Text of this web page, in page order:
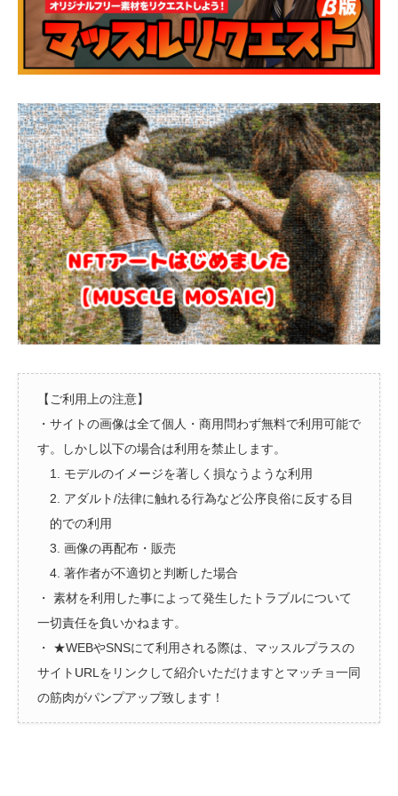
【ご利用上の注意】
・サイトの画像は全て個人・商用問わず無料で利用可能で
す。しかし以下の場合は利用を禁止します。
1. モデルのイメージを著しく損なうような利用
2. アダルト/法律に触れる行為など公序良俗に反する目
的での利用
3. 画像の再配布・販売
4. 著作者が不適切と判断した場合
・ 素材を利用した事によって発生したトラブルについて
一切責任を負いかねます。
・ ★WEBやSNSにて利用される際は、マッスルプラスの
サイトURLをリンクして紹介いただけますとマッチョ一同
の筋肉がパンプアップ致します！